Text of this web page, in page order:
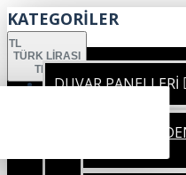
KATEGORİLER
TL
TÜRK LIRASI
TRY
DUVAR PANELLERİ